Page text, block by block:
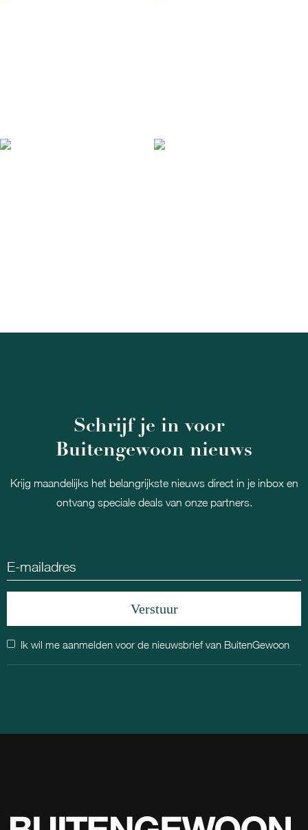
Schrijf je in voor
Buitengewoon nieuws
Krijg maandelijks het belangrijkste nieuws direct in je inbox en
ontvang speciale deals van onze partners.
Ik wil me aanmelden voor de nieuwsbrief van BuitenGewoon